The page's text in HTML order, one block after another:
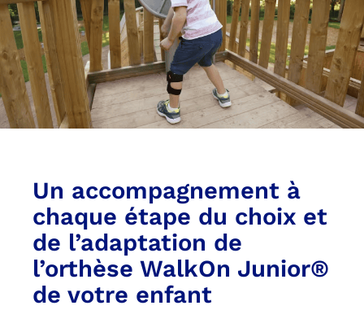
Un accompagnement à
chaque étape du choix et
de l’adaptation de
l’orthèse WalkOn Junior®
de votre enfant